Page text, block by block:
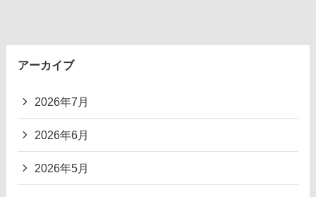
アーカイブ
2026年7月
2026年6月
2026年5月